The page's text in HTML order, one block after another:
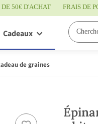
50€ D'ACHAT FRAIS DE
Cadeaux Bon à
de graines